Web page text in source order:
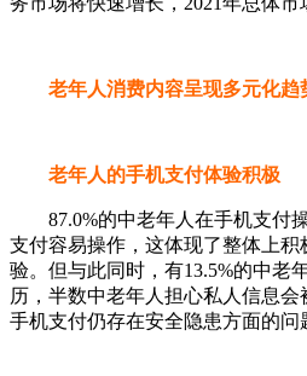
老年人消费内容呈现多元化趋
老年人的手机支付体验积极
87.0%的中老年人在手机支付
支付容易操作，这体现了整体上
验。但与此同时，有13.5%的中老
历，半数中老年人担心私人信息
手机支付仍存在安全隐患方面的问